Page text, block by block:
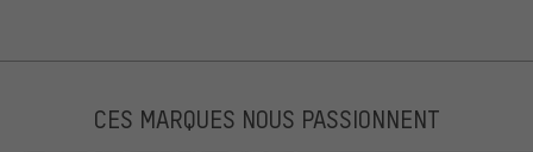
CES MARQUES NOUS PASSIONNENT